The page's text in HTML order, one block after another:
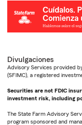
Divulgaciones
Advisory Services provided
(SFIMC), a registered
Securities are not FDIC
investment risk, including
The State Farm Advisory
program sponsored and